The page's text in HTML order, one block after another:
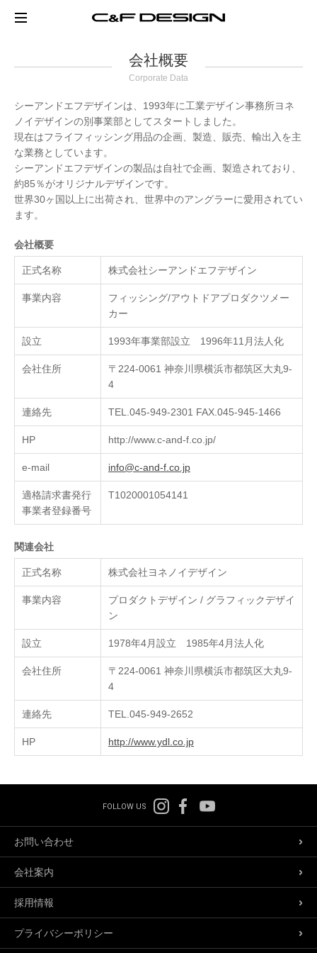
会社概要
Corporate Data
シーアンドエフデザインは、1993年に工業デザイン事務所ヨネ
ノイデザインの別事業部としてスタートしました。
現在はフライフィッシング用品の企画、製造、販売、輸出入を主
な業務としています。
シーアンドエフデザインの製品は自社で企画、製造されており、
約85％がオリジナルデザインです。
世界30ヶ国以上に出荷され、世界中のアングラーに愛用されてい
ます。
会社概要
正式名称 株式会社シーアンドエフデザイン
事業内容
フィッシング/アウトドアプロダクツメー
カー
設立 1993年事業部設立 1996年11月法人化
会社住所
〒224-0061 神奈川県横浜市都筑区大丸9-
4
連絡先 TEL.045-949-2301 FAX.045-945-1466
HP http://www.c-and-f.co.jp/
e-mail info@c-and-f.co.jp
適格請求書発行
事業者登録番号
T1020001054141
関連会社
正式名称 株式会社ヨネノイデザイン
事業内容
プロダクトデザイン / グラフィックデザイ
ン
設立 1978年4月設立 1985年4月法人化
会社住所
〒224-0061 神奈川県横浜市都筑区大丸9-
4
連絡先 TEL.045-949-2652
HP http://www.ydl.co.jp
FOLLOW US
お問い合わせ
会社案内
採用情報
プライバシーポリシー